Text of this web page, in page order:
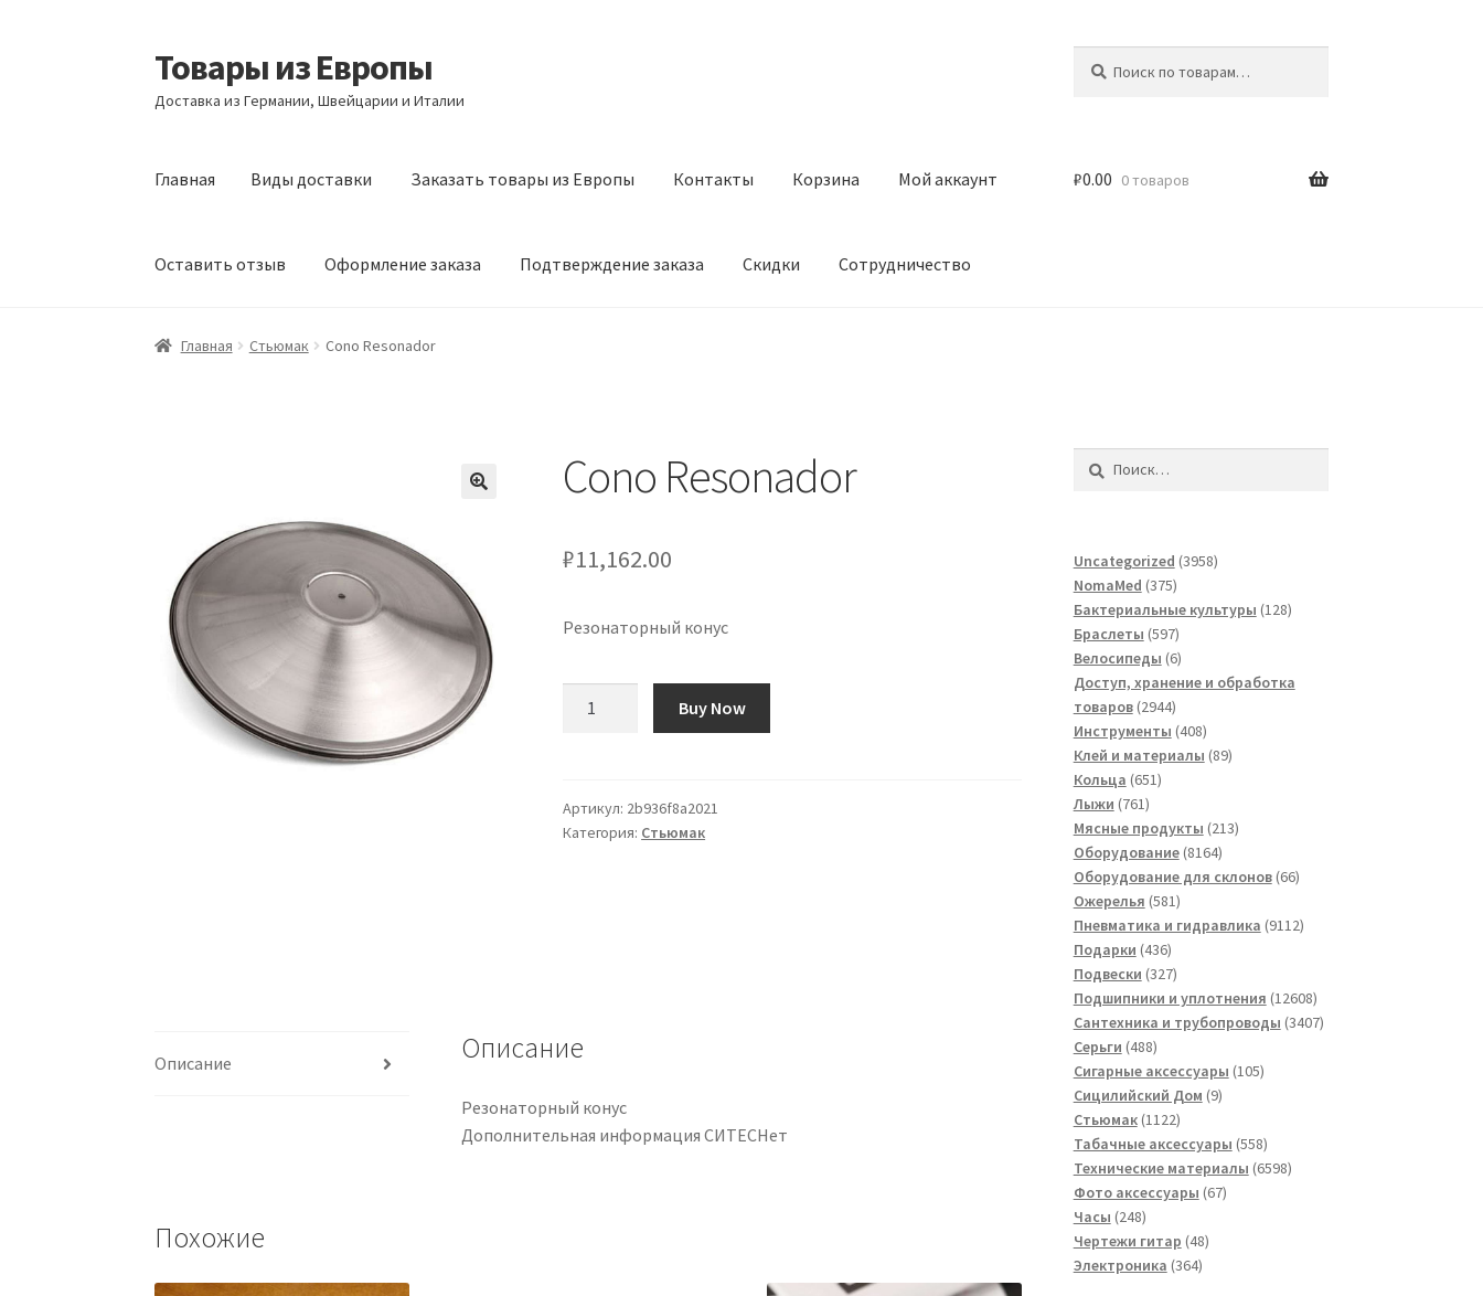
Перейти
к
навигации
Перейти
к
содержимому
Товары из Европы
Доставка из Германии, Швейцарии и Италии
Главная Виды доставки Заказать товары из Европы Контакты Корзина Мой аккаунт
Оставить отзыв Оформление заказа Подтверждение заказа Скидки Сотрудничество
Главная Виды доставки Заказать товары из Европы
₽0.00 0 товаров
Главная Стьюмак Cono Resonador
Cono Resonador
₽11,162.00
Резонаторный конус
Buy Now
Артикул: 2b936f8a2021
Категория: Стьюмак
Описание Описание
Резонаторный конус
Дополнительная информация СИТЕСНет
Похожие
Uncategorized 39583958
NomaMed 375375
товаров
Бактериальные культуры 128128
Браслеты 597597
товаров
Велосипеды 66
товаров
Доступ, хранение и обработка
товаров 29442944
товара
Инструменты 408408
товаров
Клей и материалы 8989
Кольца 651651
Лыжи 761761
товар
Мясные продукты 213213
Оборудование 81648164
товара
Оборудование для склонов 6666
Ожерелья 581581
товар
Пневматика и гидравлика 91129112
Подарки 436436
товаров
Подвески 327327
товаров
Подшипники и уплотнения 1260812608
товаров
Сантехника и трубопроводы 34073407
Серьги 488488
товаров
Сигарные аксессуары 105105
Сицилийский Дом 99
Стьюмак 11221122
товара
Табачные аксессуары 558558
товаров
Технические материалы 65986598
Фото аксессуары 6767
Часы 248248
товаров
Чертежи гитар 4848
Электроника 364364